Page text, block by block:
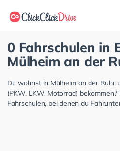
0 Fahrschulen in
Mülheim an der
Du wohnst in Mülheim an der Ruhr
(PKW, LKW, Motorrad)
Fahrschulen, bei denen du